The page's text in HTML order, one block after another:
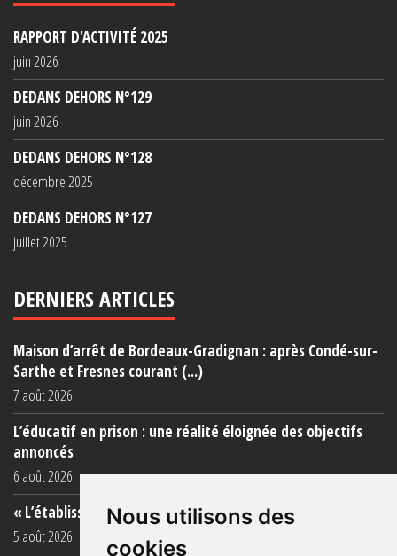
Nous utilisons des
cookies
RAPPORT D'ACTIVITÉ 2025
juin 2026
DEDANS DEHORS N°129
juin 2026
DEDANS DEHORS N°128
décembre 2025
DEDANS DEHORS N°127
juillet 2025
DERNIERS ARTICLES
Maison d’arrêt de Bordeaux-Gradignan : après Condé-sur-
Sarthe et Fresnes courant (...)
7 août 2026
L’éducatif en prison : une réalité éloignée des objectifs
annoncés
6 août 2026
« L’établissement est une porcherie totale »
5 août 2026